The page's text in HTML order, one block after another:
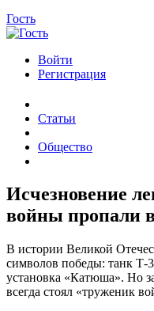
Гость
Войти
Регистрация
Статьи
Общество
Исчезновение
войны пропали
В истории Великой
символов победы: танк Т-
установка «Катюша». Но
всегда стоял «труженик